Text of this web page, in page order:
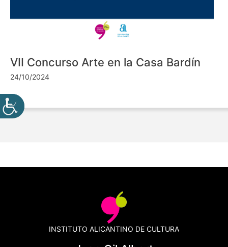
VII Concurso Arte en la Casa Bardín
24/10/2024
INSTITUTO ALICANTINO DE CULTURA